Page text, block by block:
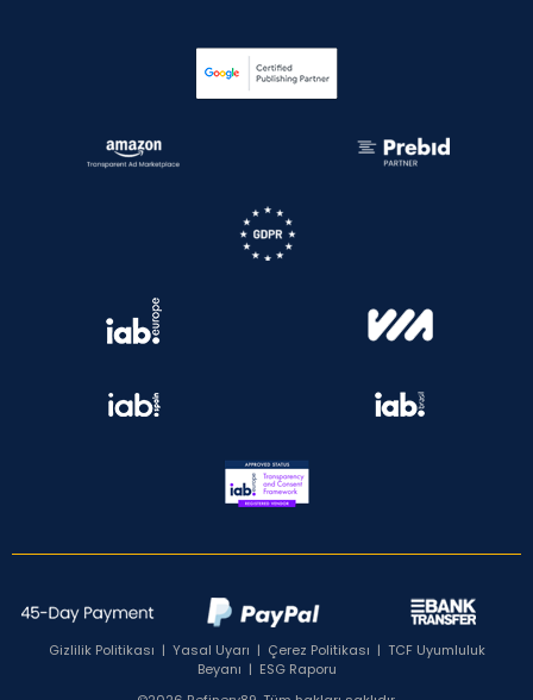
Gizlilik Politikası | Yasal Uyarı | Çerez Politikası | TCF Uyumluluk
Beyanı | ESG Raporu